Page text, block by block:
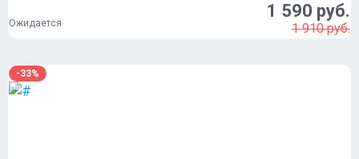
Ожидается
1 590 руб.
1 910 руб.
-33%